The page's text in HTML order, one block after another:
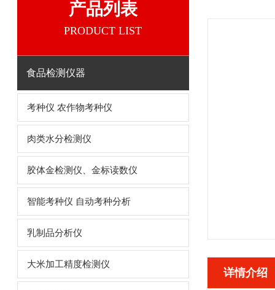
产品列表
PRODUCT LIST
食品检测仪器
考种仪 农作物考种仪
肉类水分检测仪
胶体金检测仪、金标读数仪
智能考种仪 自动考种分析
乳制品分析仪
大米加工精度检测仪
详情介绍